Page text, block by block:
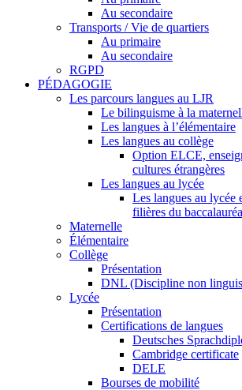
Au secondaire
Transports / Vie de quartiers
Au primaire
Au secondaire
RGPD
PÉDAGOGIE
Les parcours langues au LJR
Le bilinguisme à la
Les langues à l’élémentaire
Les langues au collège
Option ELCE,
cultures étrangères
Les langues au lycée
Les langues au lycée
filières du
Maternelle
Élémentaire
Collège
Présentation
DNL (Discipline non
Lycée
Présentation
Certifications de langues
Deutsches
Cambridge certificate
DELE
Bourses de mobilité